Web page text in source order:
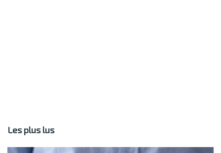
Les plus lus